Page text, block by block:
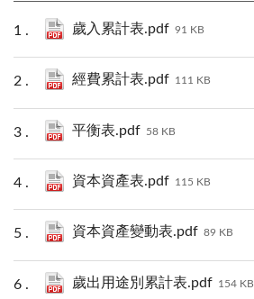
歲入累計表.pdf 91 KB
經費累計表.pdf 111 KB
平衡表.pdf 58 KB
資本資產表.pdf 115 KB
資本資產變動表.pdf 89 KB
歲出用途別累計表.pdf 154 KB